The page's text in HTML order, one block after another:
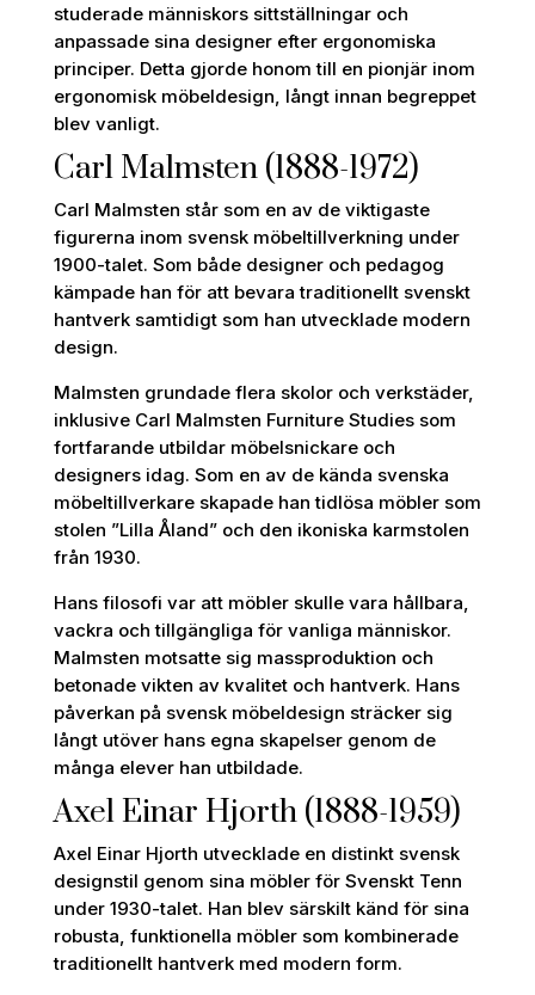
studerade människors sittställningar och
anpassade sina designer efter ergonomiska
principer. Detta gjorde honom till en pionjär inom
ergonomisk möbeldesign, långt innan begreppet
blev vanligt.
Carl Malmsten (1888-1972)
Carl Malmsten står som en av de viktigaste
figurerna inom svensk möbeltillverkning under
1900-talet. Som både designer och pedagog
kämpade han för att bevara traditionellt svenskt
hantverk samtidigt som han utvecklade modern
design.
Malmsten grundade flera skolor och verkstäder,
inklusive Carl Malmsten Furniture Studies som
fortfarande utbildar möbelsnickare och
designers idag. Som en av de kända svenska
möbeltillverkare skapade han tidlösa möbler som
stolen ”Lilla Åland” och den ikoniska karmstolen
från 1930.
Hans filosofi var att möbler skulle vara hållbara,
vackra och tillgängliga för vanliga människor.
Malmsten motsatte sig massproduktion och
betonade vikten av kvalitet och hantverk. Hans
påverkan på svensk möbeldesign sträcker sig
långt utöver hans egna skapelser genom de
många elever han utbildade.
Axel Einar Hjorth (1888-1959)
Axel Einar Hjorth utvecklade en distinkt svensk
designstil genom sina möbler för Svenskt Tenn
under 1930-talet. Han blev särskilt känd för sina
robusta, funktionella möbler som kombinerade
traditionellt hantverk med modern form.